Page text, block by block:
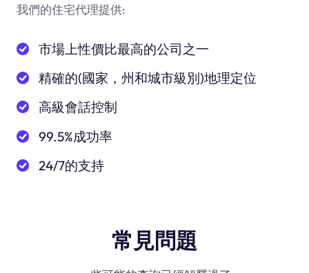
我們的住宅代理提供:
市場上性價比最高的公司之一
精確的(國家，州和城市級別)地理定位
高級會話控制
99.5%成功率
24/7的支持
常見問題